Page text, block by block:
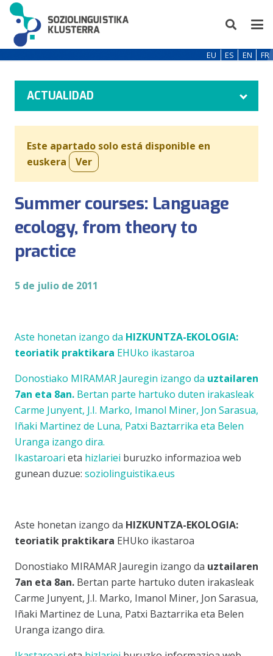
EU ES EN FR
ACTUALIDAD
Este apartado solo está disponible en
euskera
Ver
Summer courses: Language
ecology, from theory to
practice
5 de julio de 2011
Aste honetan izango da HIZKUNTZA-EKOLOGIA:
teoriatik praktikara EHUko ikastaroa
Donostiako MIRAMAR Jauregin izango da uztailaren
7an eta 8an. Bertan parte hartuko duten irakasleak
Carme Junyent, J.I. Marko, Imanol Miner, Jon Sarasua,
Iñaki Martinez de Luna, Patxi Baztarrika eta Belen
Uranga izango dira.
Ikastaroari eta hizlariei buruzko informazioa web
gunean duzue: soziolinguistika.eus
Aste honetan izango da HIZKUNTZA-EKOLOGIA:
teoriatik praktikara EHUko ikastaroa
Donostiako MIRAMAR Jauregin izango da uztailaren
7an eta 8an. Bertan parte hartuko duten irakasleak
Carme Junyent, J.I. Marko, Imanol Miner, Jon Sarasua,
Iñaki Martinez de Luna, Patxi Baztarrika eta Belen
Uranga izango dira.